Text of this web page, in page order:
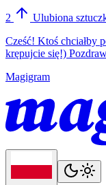
2
Ulubiona
Cześć! Ktoś chciałby
krępujcie się!)
Magigram